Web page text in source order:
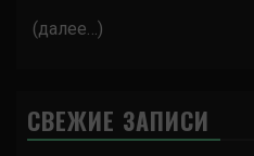
(далее…)
СВЕЖИЕ ЗАПИСИ